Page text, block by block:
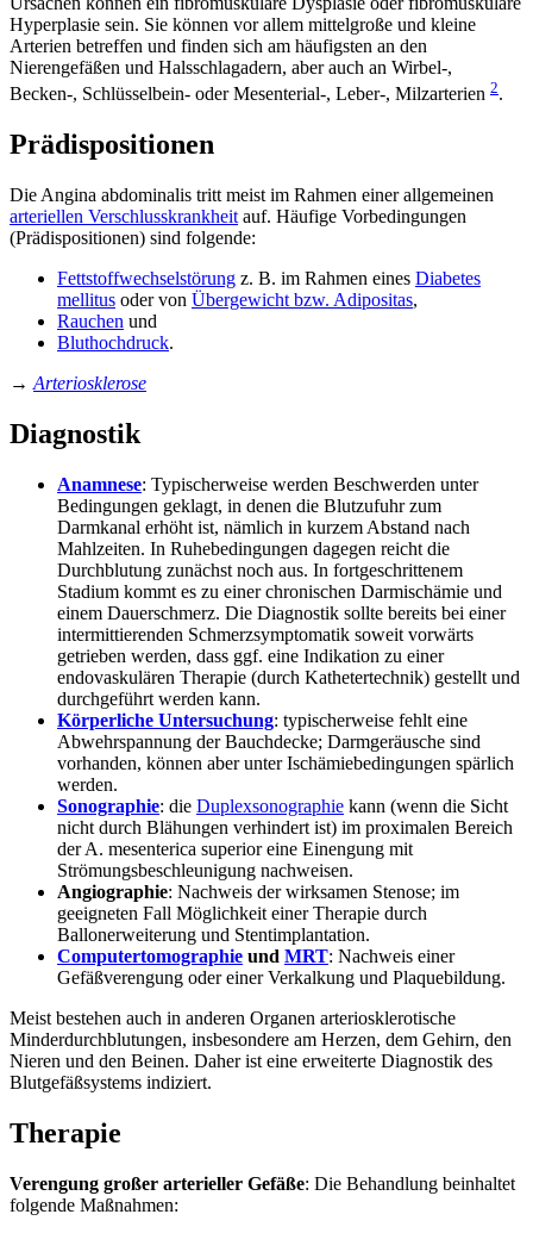
Hyperplasie sein. Sie können vor allem mittelgroße und kleine
Arterien betreffen und finden sich am häufigsten an den
Nierengefäßen und Halsschlagadern, aber auch an Wirbel-,
Becken-, Schlüsselbein- oder Mesenterial-, Leber-, Milzarterien 2.
Prädispositionen
Die Angina abdominalis tritt meist im Rahmen einer allgemeinen
arteriellen Verschlusskrankheit auf. Häufige Vorbedingungen
(Prädispositionen) sind folgende:
Fettstoffwechselstörung z. B. im Rahmen eines Diabetes
mellitus oder von Übergewicht bzw. Adipositas,
Rauchen und
Bluthochdruck.
→ Arteriosklerose
Diagnostik
Anamnese: Typischerweise werden Beschwerden unter
Bedingungen geklagt, in denen die Blutzufuhr zum
Darmkanal erhöht ist, nämlich in kurzem Abstand nach
Mahlzeiten. In Ruhebedingungen dagegen reicht die
Durchblutung zunächst noch aus. In fortgeschrittenem
Stadium kommt es zu einer chronischen Darmischämie und
einem Dauerschmerz. Die Diagnostik sollte bereits bei einer
intermittierenden Schmerzsymptomatik soweit vorwärts
getrieben werden, dass ggf. eine Indikation zu einer
endovaskulären Therapie (durch Kathetertechnik) gestellt und
durchgeführt werden kann.
Körperliche Untersuchung: typischerweise fehlt eine
Abwehrspannung der Bauchdecke; Darmgeräusche sind
vorhanden, können aber unter Ischämiebedingungen spärlich
werden.
Sonographie: die Duplexsonographie kann (wenn die Sicht
nicht durch Blähungen verhindert ist) im proximalen Bereich
der A. mesenterica superior eine Einengung mit
Strömungsbeschleunigung nachweisen.
Angiographie: Nachweis der wirksamen Stenose; im
geeigneten Fall Möglichkeit einer Therapie durch
Ballonerweiterung und Stentimplantation.
Computertomographie und MRT: Nachweis einer
Gefäßverengung oder einer Verkalkung und Plaquebildung.
Meist bestehen auch in anderen Organen arteriosklerotische
Minderdurchblutungen, insbesondere am Herzen, dem Gehirn, den
Nieren und den Beinen. Daher ist eine erweiterte Diagnostik des
Blutgefäßsystems indiziert.
Therapie
Verengung großer arterieller Gefäße: Die Behandlung beinhaltet
folgende Maßnahmen: